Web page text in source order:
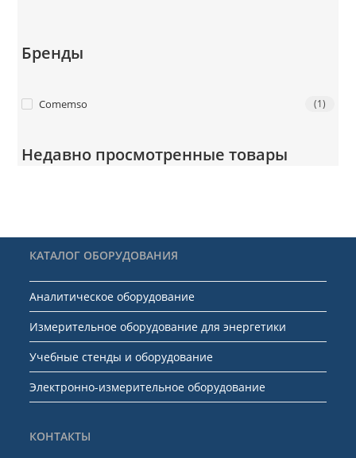
Бренды
Сomemso (1)
Недавно просмотренные товары
КАТАЛОГ ОБОРУДОВАНИЯ
Аналитическое оборудование
Измерительное оборудование для энергетики
Учебные стенды и оборудование
Электронно-измерительное оборудование
КОНТАКТЫ